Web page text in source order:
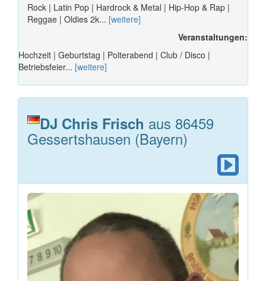
Rock | Latin Pop | Hardrock & Metal | Hip-Hop & Rap |
Reggae | Oldies 2k... [weitere]
Veranstaltungen:
Hochzeit | Geburtstag | Polterabend | Club / Disco |
Betriebsfeier... [weitere]
DJ Chris Frisch aus 86459
Gessertshausen (Bayern)